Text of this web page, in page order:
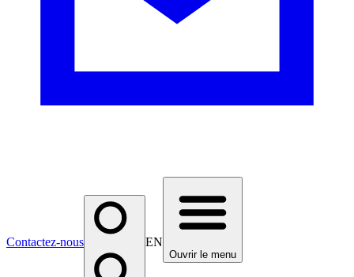
Contactez-nous EN
Ouvrir le menu